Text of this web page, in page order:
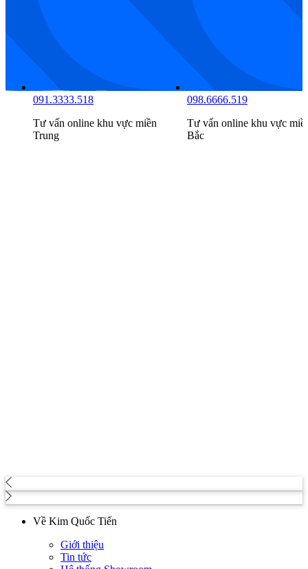
034.8888.516
Tư vấn online khu vực miền
Nam
091.3333.518
Tư vấn online khu vực
Trung
Về Kim Quốc Tiến
Giới thiệu
Tin tức